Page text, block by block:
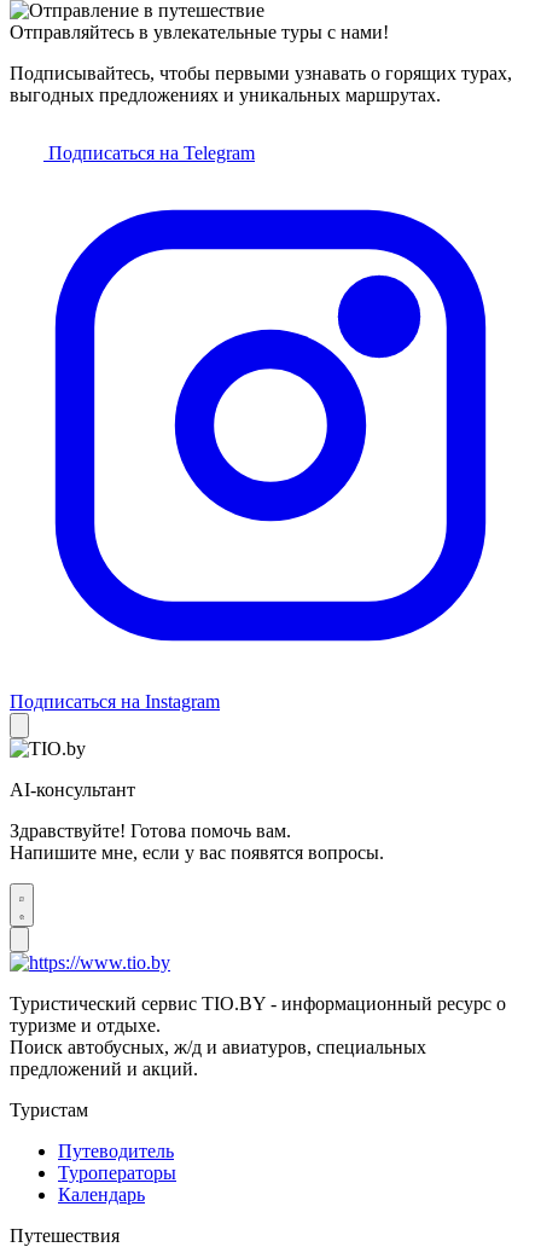
Отправляйтесь в увлекательные туры с нами!
Подписывайтесь, чтобы первыми узнавать о горящих турах,
выгодных предложениях и уникальных маршрутах.
Подписаться на Telegram
Подписаться на Instagram
AI-консультант
Здравствуйте! Готова помочь вам.
Напишите мне, если у вас появятся вопросы.
Туристический сервис TIO.BY - информационный ресурс о
туризме и отдыхе.
Поиск автобусных, ж/д и авиатуров, специальных
предложений и акций.
Туристам
Путеводитель
Туроператоры
Календарь
Путешествия